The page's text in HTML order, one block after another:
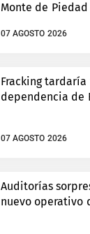
Monte de Piedad
07 AGOSTO 2026
Fracking tardaría
dependencia de
07 AGOSTO 2026
Auditorías
nuevo operativo